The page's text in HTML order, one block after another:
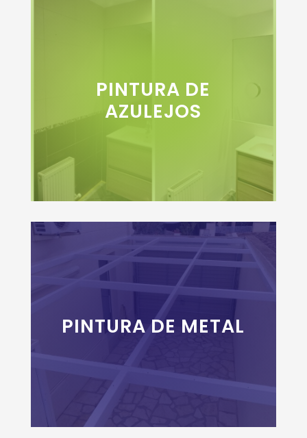
PINTURA DE
AZULEJOS
PINTURA DE METAL
+INFO